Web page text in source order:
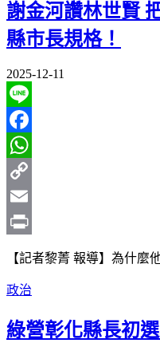
謝金河讚林世賢
縣市長規格！
2025-12-11
Line
Facebook
WhatsApp
Copy
Link
Email
【記者黎菁 報導】為什
政治
綠營彰化縣長初